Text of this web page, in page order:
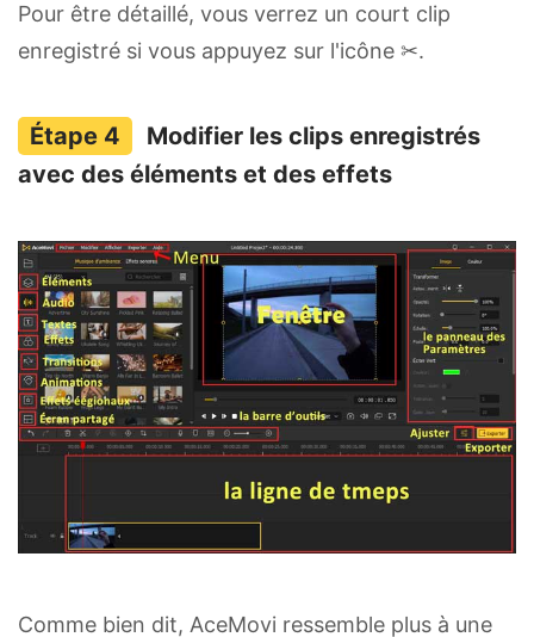
Pour être détaillé, vous verrez un court clip
enregistré si vous appuyez sur l'icône ✂.
Modifier les clips enregistrés
avec des éléments et des effets
Comme bien dit, AceMovi ressemble plus à une